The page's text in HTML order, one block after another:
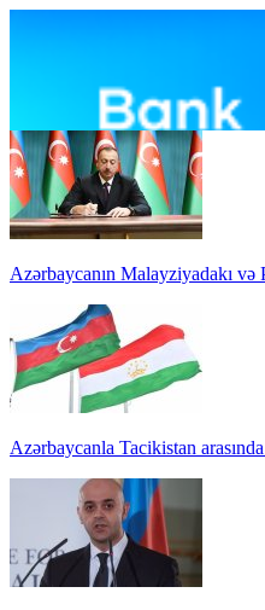
Azərbaycanın Malayziyadakı və
Azərbaycanla Tacikistan